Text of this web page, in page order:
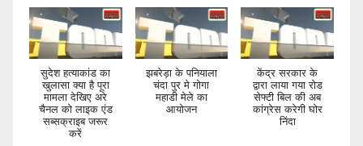
सुदेश हत्याकांड का
खुलासा क्या है पूरा
मामला देखिए अरे
चैनल को लाइक एंड
सब्सक्राइब जरूर
करें
झबरेड़ा के पनियाला
चंदा पुर मे गोगा
महाडी मेले का
आयोजन
केंद्र सरकार के
द्वारा लाया गया रोड
सेफ्टी बिल की अब
कांग्रेस करेगी घोर
निंदा